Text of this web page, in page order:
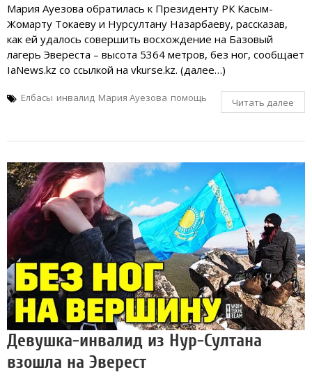
Мария Ауезова обратилась к Президенту РК Касым-
Жомарту Токаеву и Нурсултану Назарбаеву, рассказав,
как ей удалось совершить восхождение на Базовый
лагерь Эвереста – высота 5364 метров, без ног, сообщает
IaNews.kz со ссылкой на vkurse.kz. (далее…)
Елбасы инвалид Мария Ауезова помощь Читать далее
Девушка-инвалид из Нур-Султана
взошла на Эверест